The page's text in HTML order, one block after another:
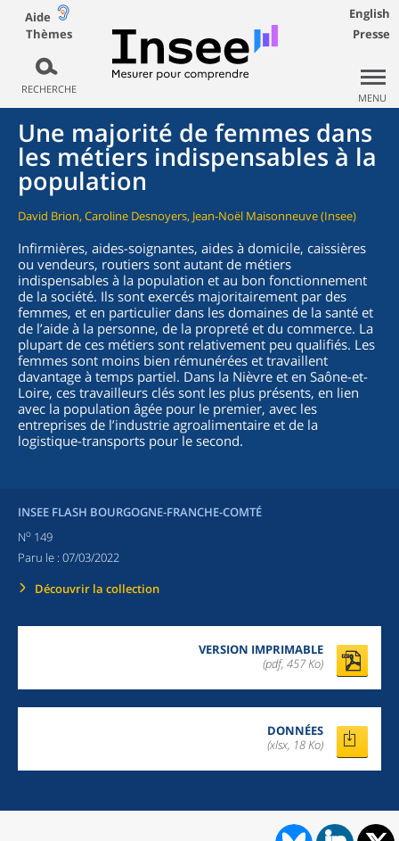
Aide
Thèmes
RECHERCHE
English
Presse
MENU
Une majorité de femmes dans
les métiers indispensables à la
population
David Brion, Caroline Desnoyers, Jean-Noël Maisonneuve (Insee)
Infirmières, aides-soignantes, aides à domicile, caissières
ou vendeurs, routiers sont autant de métiers
indispensables à la population et au bon fonctionnement
de la société. Ils sont exercés majoritairement par des
femmes, et en particulier dans les domaines de la santé et
de l’aide à la personne, de la propreté et du commerce. La
plupart de ces métiers sont relativement peu qualifiés. Les
femmes sont moins bien rémunérées et travaillent
davantage à temps partiel. Dans la Nièvre et en Saône-et-
Loire, ces travailleurs clés sont les plus présents, en lien
avec la population âgée pour le premier, avec les
entreprises de l’industrie agroalimentaire et de la
logistique-transports pour le second.
INSEE FLASH BOURGOGNE-FRANCHE-COMTÉ
No 149
Paru le : 07/03/2022
Découvrir la collection
VERSION IMPRIMABLE
(pdf, 457 Ko)
DONNÉES
(xlsx, 18 Ko)